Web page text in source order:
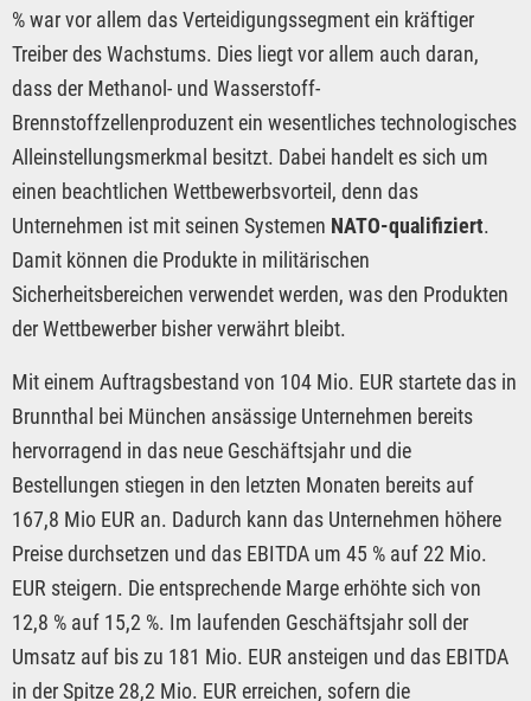
% war vor allem das Verteidigungssegment ein kräftiger
Treiber des Wachstums. Dies liegt vor allem auch daran,
dass der Methanol- und Wasserstoff-
Brennstoffzellenproduzent ein wesentliches technologisches
Alleinstellungsmerkmal besitzt. Dabei handelt es sich um
einen beachtlichen Wettbewerbsvorteil, denn das
Unternehmen ist mit seinen Systemen NATO-qualifiziert.
Damit können die Produkte in militärischen
Sicherheitsbereichen verwendet werden, was den Produkten
der Wettbewerber bisher verwährt bleibt.
Mit einem Auftragsbestand von 104 Mio. EUR startete das in
Brunnthal bei München ansässige Unternehmen bereits
hervorragend in das neue Geschäftsjahr und die
Bestellungen stiegen in den letzten Monaten bereits auf
167,8 Mio EUR an. Dadurch kann das Unternehmen höhere
Preise durchsetzen und das EBITDA um 45 % auf 22 Mio.
EUR steigern. Die entsprechende Marge erhöhte sich von
12,8 % auf 15,2 %. Im laufenden Geschäftsjahr soll der
Umsatz auf bis zu 181 Mio. EUR ansteigen und das EBITDA
in der Spitze 28,2 Mio. EUR erreichen, sofern die